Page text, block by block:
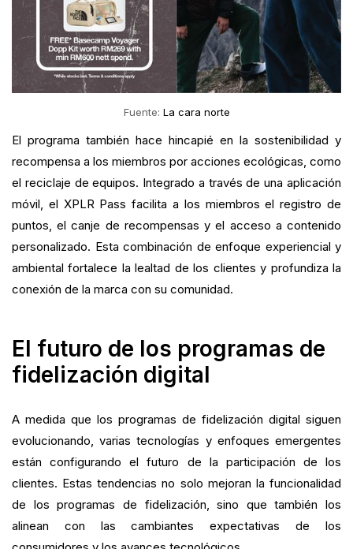
Fuente: La cara norte
El programa también hace hincapié en la sostenibilidad y
recompensa a los miembros por acciones ecológicas, como
el reciclaje de equipos. Integrado a través de una aplicación
móvil, el XPLR Pass facilita a los miembros el registro de
puntos, el canje de recompensas y el acceso a contenido
personalizado. Esta combinación de enfoque experiencial y
ambiental fortalece la lealtad de los clientes y profundiza la
conexión de la marca con su comunidad.
El futuro de los programas de
fidelización digital
A medida que los programas de fidelización digital siguen
evolucionando, varias tecnologías y enfoques emergentes
están configurando el futuro de la participación de los
clientes. Estas tendencias no solo mejoran la funcionalidad
de los programas de fidelización, sino que también los
alinean con las cambiantes expectativas de los